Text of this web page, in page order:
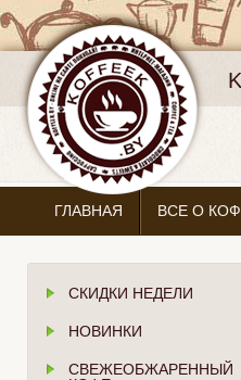
ГЛАВНАЯ ВСЕ О
СКИДКИ НЕДЕЛИ
НОВИНКИ
СВЕЖЕОБЖАРЕННЫЙ